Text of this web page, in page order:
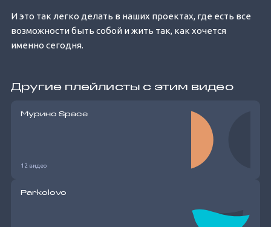
И это так легко делать в наших проектах, где есть все
возможности быть собой и жить так, как хочется
именно сегодня.
Другие плейлисты с этим видео
Мурино Space
12 видео
Parkolovo